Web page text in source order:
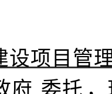
设项目管